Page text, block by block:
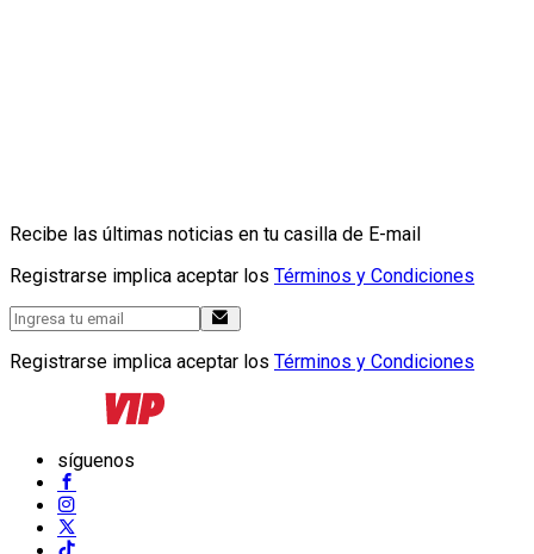
Recibe las últimas noticias en tu casilla de E-mail
Registrarse implica aceptar los Términos y Condiciones
Registrarse implica aceptar los Términos y Condiciones
síguenos